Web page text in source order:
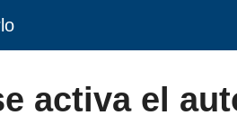
activa el